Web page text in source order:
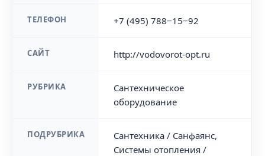
ТЕЛЕФОН +7 (495) 788‒15‒92
САЙТ http://vodovorot-opt.ru
РУБРИКА
Сантехническое
оборудование
ПОДРУБРИКА
Сантехника / Санфаянс,
Системы отопления /